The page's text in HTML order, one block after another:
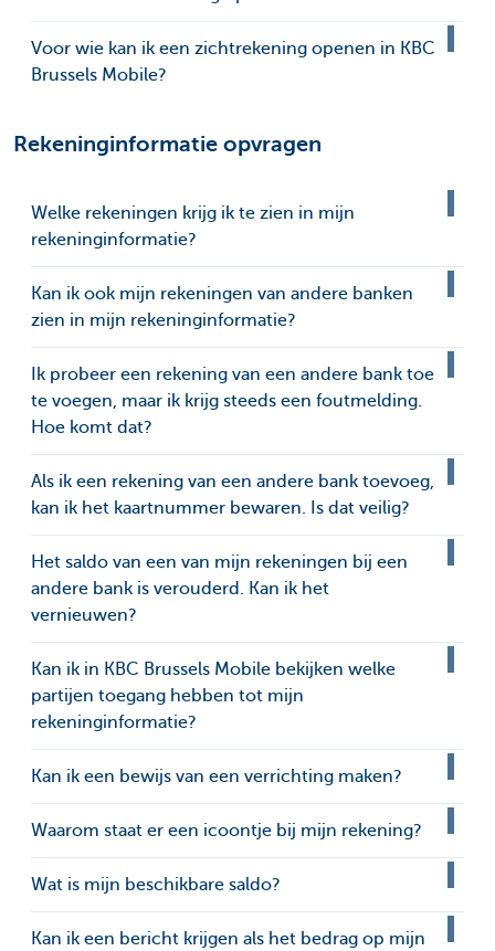
Voor wie kan ik een zichtrekening openen in KBC
Brussels Mobile?
Rekeninginformatie opvragen
Welke rekeningen krijg ik te zien in mijn
rekeninginformatie?
Kan ik ook mijn rekeningen van andere banken
zien in mijn rekeninginformatie?
Ik probeer een rekening van een andere bank toe
te voegen, maar ik krijg steeds een foutmelding.
Hoe komt dat?
Als ik een rekening van een andere bank toevoeg,
kan ik het kaartnummer bewaren. Is dat veilig?
Het saldo van een van mijn rekeningen bij een
andere bank is verouderd. Kan ik het
vernieuwen?
Kan ik in KBC Brussels Mobile bekijken welke
partijen toegang hebben tot mijn
rekeninginformatie?
Kan ik een bewijs van een verrichting maken?
Waarom staat er een icoontje bij mijn rekening?
Wat is mijn beschikbare saldo?
Kan ik een bericht krijgen als het bedrag op mijn